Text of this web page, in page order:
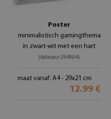
Poster
minimalistisch gamingthema
in zwart-wit met een hart
(#plaipoz-294904)
maat vanaf: A4 - 29x21 cm
12.99 €